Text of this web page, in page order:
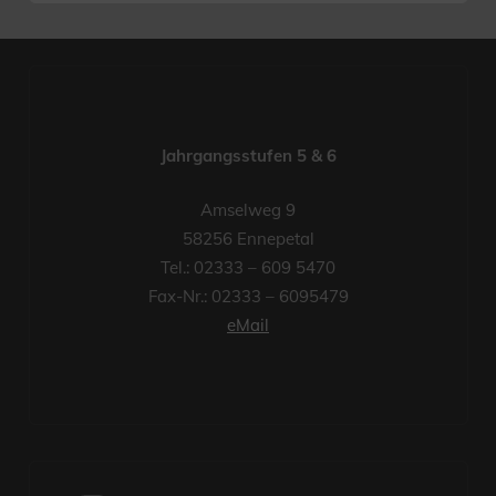
Jahrgangsstufen 5 & 6
Amselweg 9
58256 Ennepetal
Tel.: 02333 – 609 5470
Fax-Nr.: 02333 – 6095479
eMail